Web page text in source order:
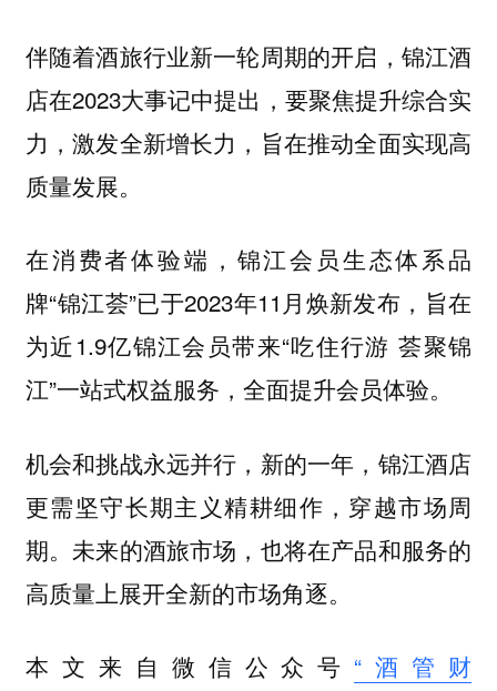
伴随着酒旅行业新一轮周期的开启，锦江酒
店在2023大事记中提出，要聚焦提升综合实
力，激发全新增长力，旨在推动全面实现高
质量发展。
在消费者体验端，锦江会员生态体系品
牌“锦江荟”已于2023年11月焕新发布，旨在
为近1.9亿锦江会员带来“吃住行游 荟聚锦
江”一站式权益服务，全面提升会员体验。
机会和挑战永远并行，新的一年，锦江酒店
更需坚守长期主义精耕细作，穿越市场周
期。未来的酒旅市场，也将在产品和服务的
高质量上展开全新的市场角逐。
本文来自微信公众号 “酒管财